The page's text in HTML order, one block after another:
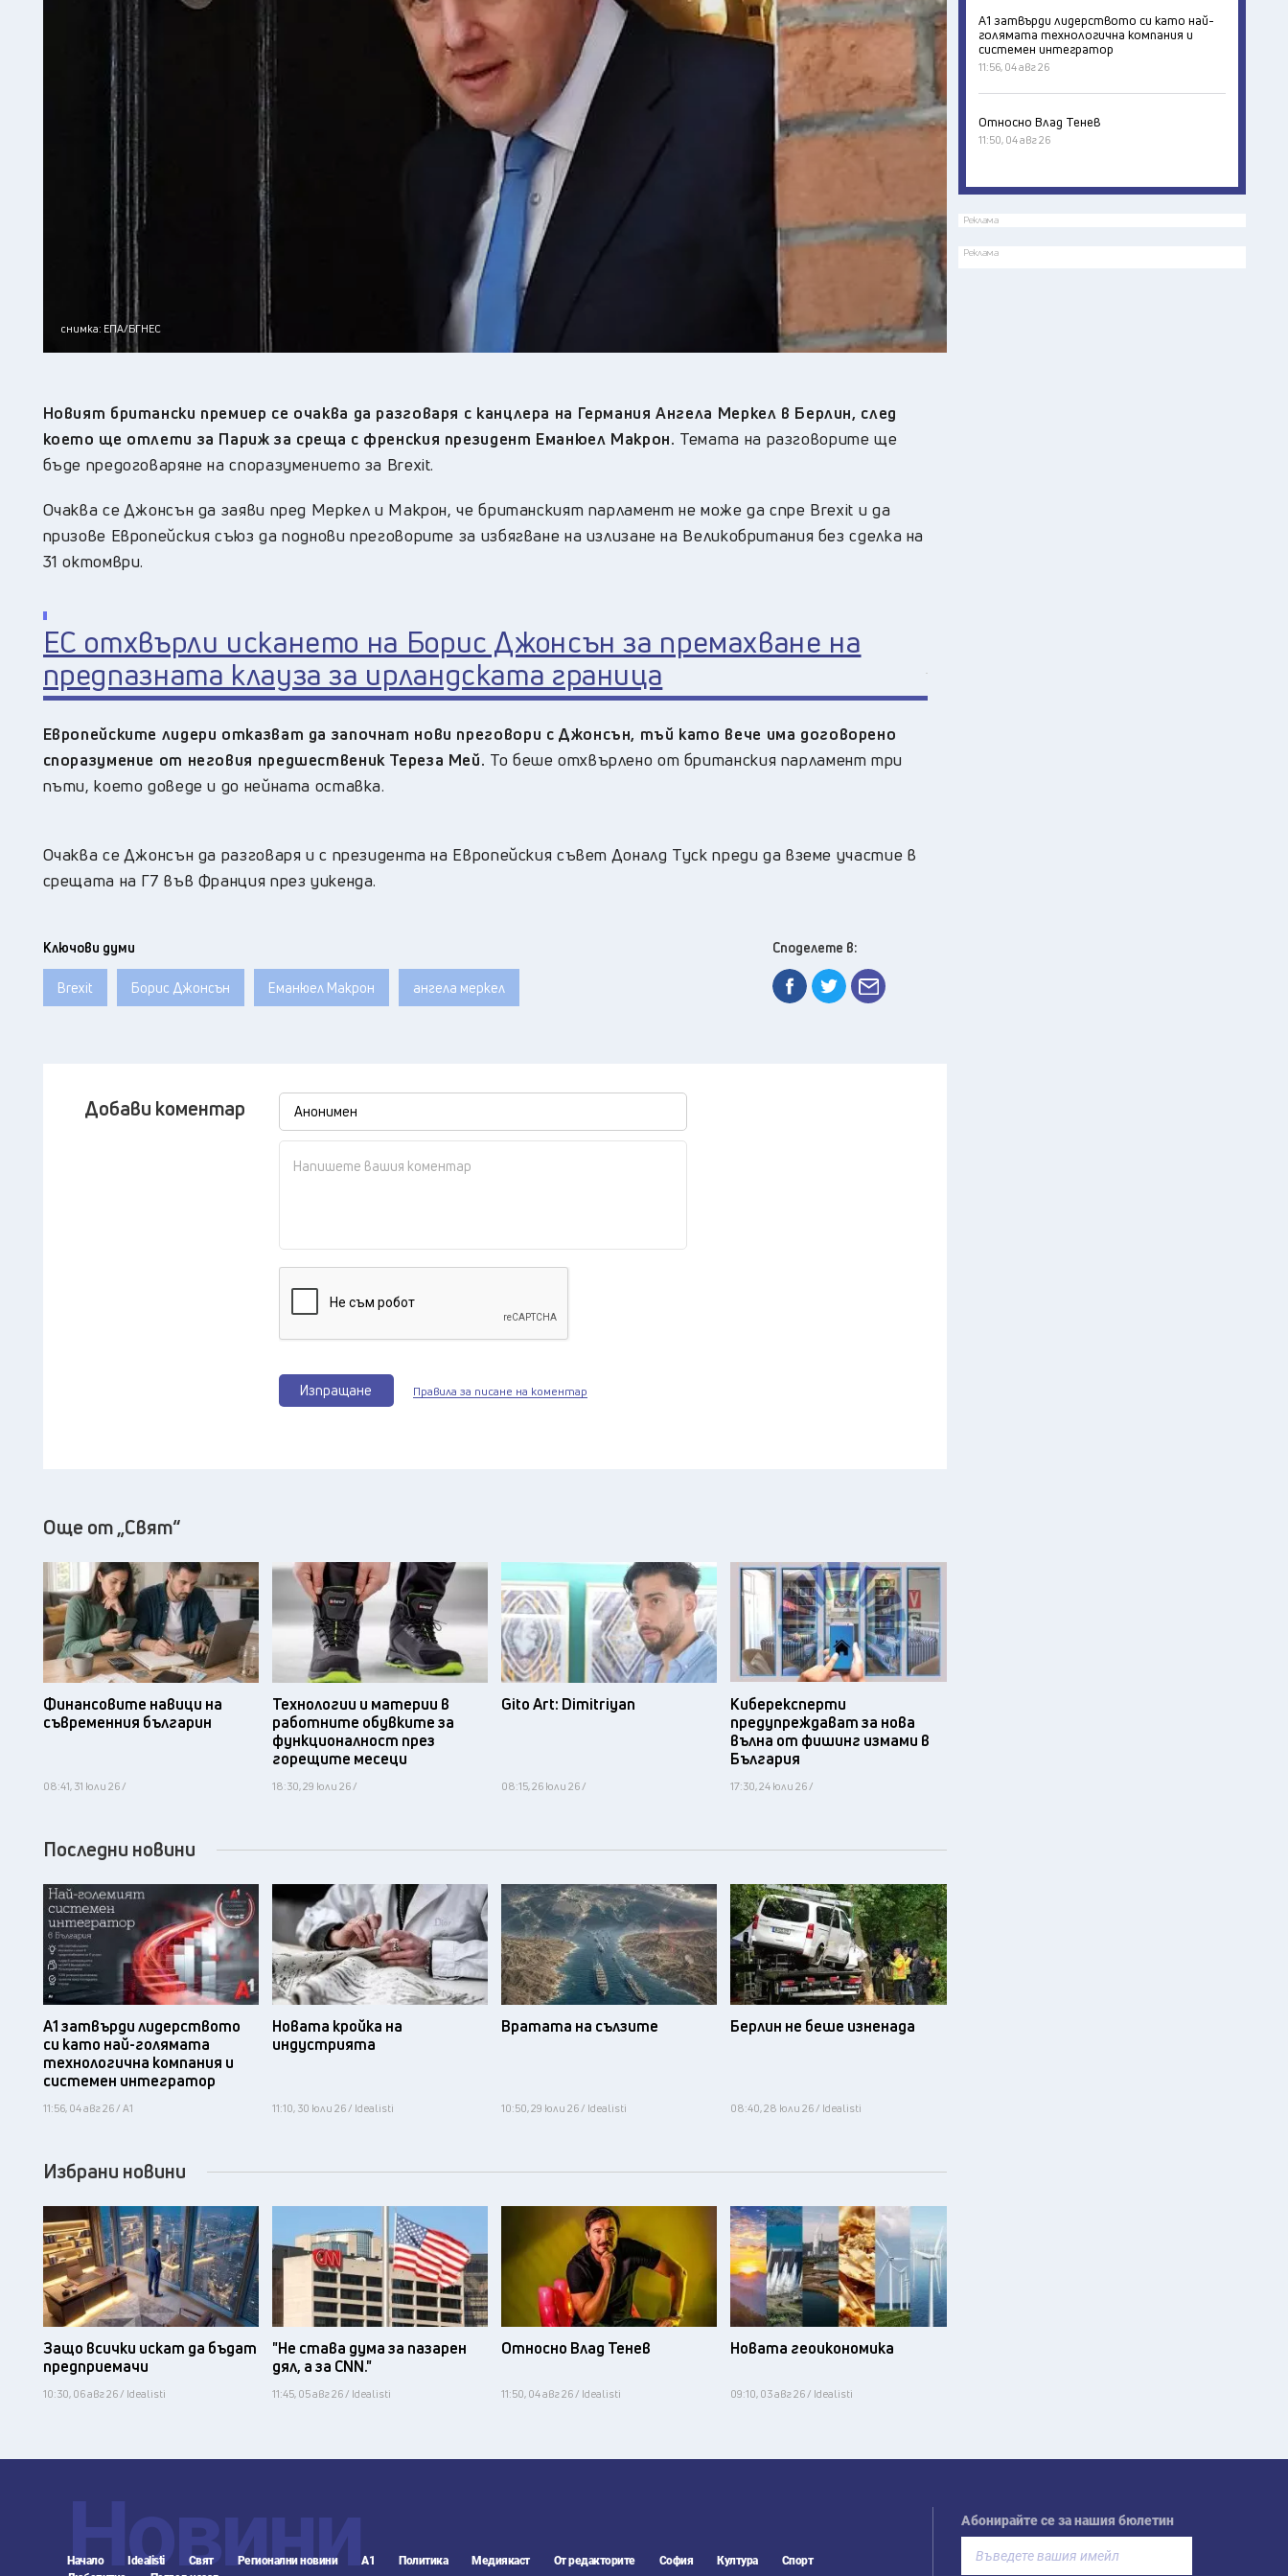
Перник
Плевен
Пловдив
Разград 30°C
Русе, 31°C
Силистра, 31°C
Сливен, 31°C
Смолян 24°C
София 28°C
Стара Загора
Търговище
Хасково ,
Шумен 31
Ямбол, 32°C
снимка: ЕПА/БГНЕС
Новият британски премиер се очаква да разговаря с канцлера на Германия Ангела Меркел в Берлин, след
което ще отлети за Париж за среща с френския президент Еманюел Макрон. Темата на разговорите ще
бъде предоговаряне на споразумението за Brexit.
Очаква се Джонсън да заяви пред Меркел и Макрон, че британският парламент не може да спре Brexit и да
призове Европейския съюз да поднови преговорите за избягване на излизане на Великобритания без сделка на
31 октомври.
ЕС отхвърли искането на Борис Джонсън за премахване на
предпазната клауза за ирландската граница
Европейските лидери отказват да започнат нови преговори с Джонсън, тъй като вече има договорено
споразумение от неговия предшественик Тереза Мей. То беше отхвърлено от британския парламент три
пъти, което доведе и до нейната оставка.
Очаква се Джонсън да разговаря и с президента на Европейския съвет Доналд Туск преди да вземе участие в
срещата на Г7 във Франция през уикенда.
Ключови думи
Brexit Борис Джонсън Еманюел Макрон ангела меркел
Споделете в:
Добави коментар
Изпращане Правила за писане на коментар
Още от „Свят“
Финансовите навици на
съвременния българин
08:41, 31 юли 26 /
Технологии и материи в
работните обувките за
функционалност през
горещите месеци
18:30, 29 юли 26 /
Gito Art: Dimitriyan
08:15, 26 юли 26 /
Киберексперти
предупреждават за нова
вълна от фишинг измами в
България
17:30, 24 юли 26 /
Последни новини
А1 затвърди лидерството
си като най-голямата
технологична компания и
системен интегратор
11:56, 04 авг 26 / А1
Новата кройка на
индустрията
11:10, 30 юли 26 / Idealisti
Вратата на сълзите
10:50, 29 юли 26 / Idealisti
Берлин не беше изненада
08:40, 28 юли 26 / Idealisti
Избрани новини
Защо всички искат да бъдат
предприемачи
10:30, 06 авг 26 / Idealisti
"Не става дума за пазарен
дял, а за CNN."
11:45, 05 авг 26 / Idealisti
Относно Влад Тенев
11:50, 04 авг 26 / Idealisti
Новата геоикономика
09:10, 03 авг 26 / Idealisti
А1 затвърди лидерството си като най-
голямата технологична компания и
системен интегратор
11:56, 04 авг 26
Относно Влад Тенев
11:50, 04 авг 26
Реклама
Реклама
Новини
Начало Idealisti Свят Регионални новини А1 Политика Медиякаст От редакторите София Култура
Спорт
Абонирайте се за нашия бюлетин